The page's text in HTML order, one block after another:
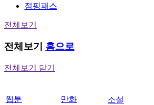
점핑패스
전체보기
전체보기 홈으로
전체보기 닫기
웹툰
만화
소설